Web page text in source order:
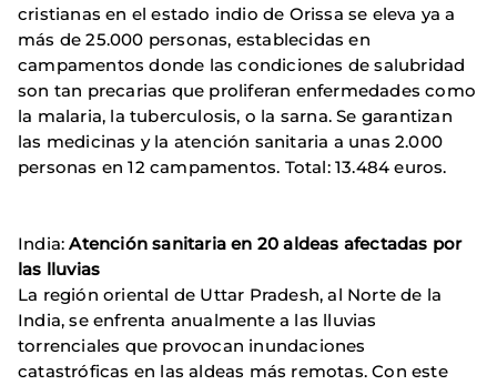
cristianas en el estado indio de Orissa se eleva ya a
más de 25.000 personas, establecidas en
campamentos donde las condiciones de salubridad
son tan precarias que proliferan enfermedades como
la malaria, la tuberculosis, o la sarna. Se garantizan
las medicinas y la atención sanitaria a unas 2.000
personas en 12 campamentos. Total: 13.484 euros.
India:Atención sanitaria en 20 aldeas afectadas por
las lluvias
La región oriental de Uttar Pradesh, al Norte de la
India, se enfrenta anualmente a las lluvias
torrenciales que provocan inundaciones
catastróficas en las aldeas más remotas. Con este